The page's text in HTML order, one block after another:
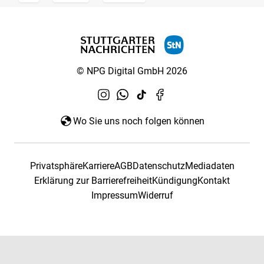
© NPG Digital GmbH 2026
Wo Sie uns noch folgen können
PrivatsphäreKarriereAGBDatenschutzMediadaten
Erklärung zur BarrierefreiheitKündigungKontakt
ImpressumWiderruf